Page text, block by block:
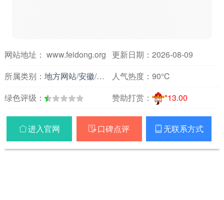
网站地址： www.feidong.org 更新日期：2026-08-09
所属类别： 地方网站/安徽/论坛交友人气热度： 90℃
绿色评级：
赞助打赏： *13.00
进入官网  口碑点评  无联系方式